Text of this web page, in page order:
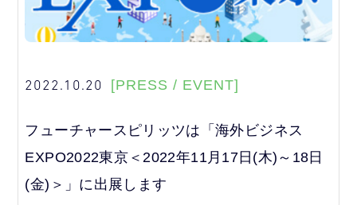
2022.10.20 [PRESS / EVENT]
フューチャースピリッツは「海外ビジネス
EXPO2022東京＜2022年11月17日(木)～18日
(金)＞」に出展します